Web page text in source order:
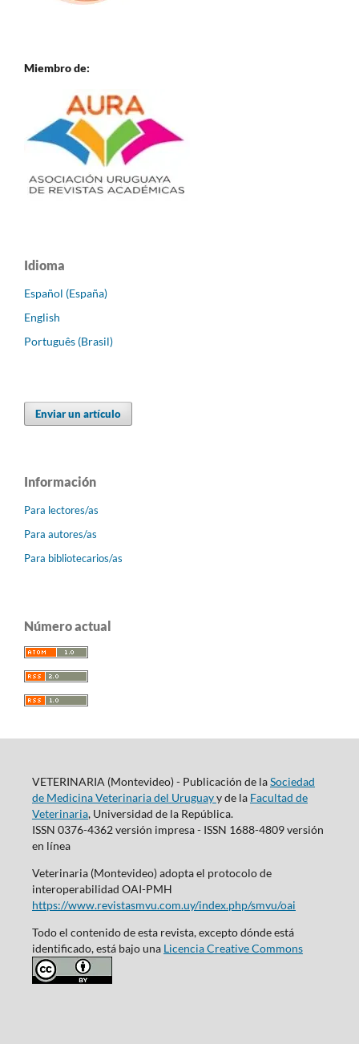
Miembro de:
Idioma
Español (España)
English
Português (Brasil)
Enviar un artículo
Información
Para lectores/as
Para autores/as
Para bibliotecarios/as
Número actual
VETERINARIA (Montevideo) - Publicación de laSociedad
de Medicina Veterinaria del Uruguayy de la Facultad de
Veterinaria, Universidad de la República.
ISSN 0376-4362 versión impresa - ISSN 1688-4809 versión
en línea
Veterinaria (Montevideo) adopta el protocolo de
interoperabilidad OAI-PMH
https://www.revistasmvu.com.uy/index.php/smvu/oai
Todo el contenido de esta revista, excepto dónde está
identificado, está bajo una Licencia Creative Commons